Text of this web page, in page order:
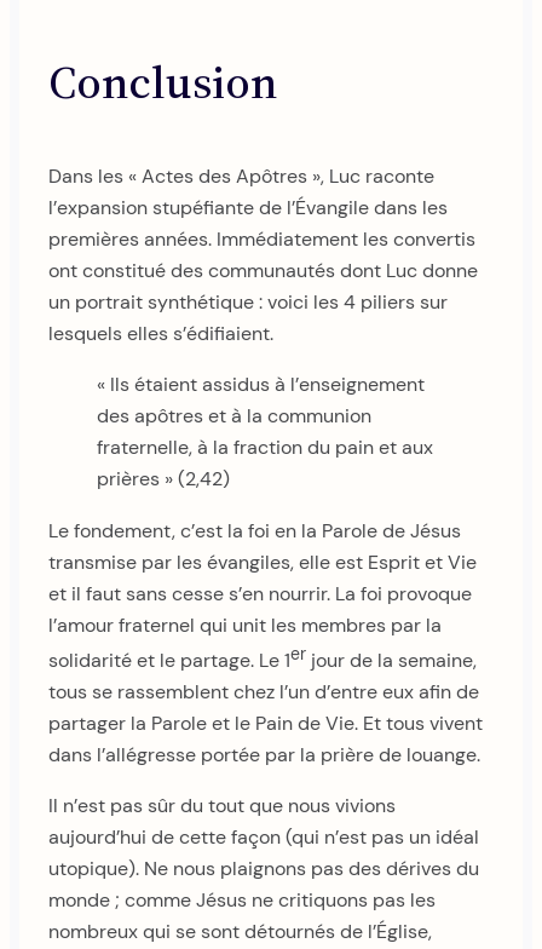
Conclusion
Dans les « Actes des Apôtres », Luc raconte
l’expansion stupéfiante de l’Évangile dans les
premières années. Immédiatement les convertis
ont constitué des communautés dont Luc donne
un portrait synthétique : voici les 4 piliers sur
lesquels elles s’édifiaient.
« Ils étaient assidus à l’enseignement
des apôtres et à la communion
fraternelle, à la fraction du pain et aux
prières » (2,42)
Le fondement, c’est la foi en la Parole de Jésus
transmise par les évangiles, elle est Esprit et Vie
et il faut sans cesse s’en nourrir. La foi provoque
l’amour fraternel qui unit les membres par la
solidarité et le partage. Le 1er jour de la semaine,
tous se rassemblent chez l’un d’entre eux afin de
partager la Parole et le Pain de Vie. Et tous vivent
dans l’allégresse portée par la prière de louange.
Il n’est pas sûr du tout que nous vivions
aujourd’hui de cette façon (qui n’est pas un idéal
utopique). Ne nous plaignons pas des dérives du
monde ; comme Jésus ne critiquons pas les
nombreux qui se sont détournés de l’Église,